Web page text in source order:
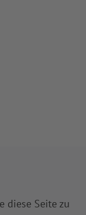
diese Seite zu